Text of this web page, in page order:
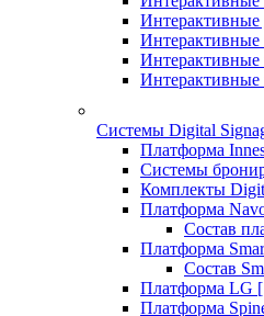
Интерактивные
Интерактивные
Системы Digital
Платформа
Системы
Комплекты
Платформа
Состав
Платформа
Состав
Платформа LG
Платформа